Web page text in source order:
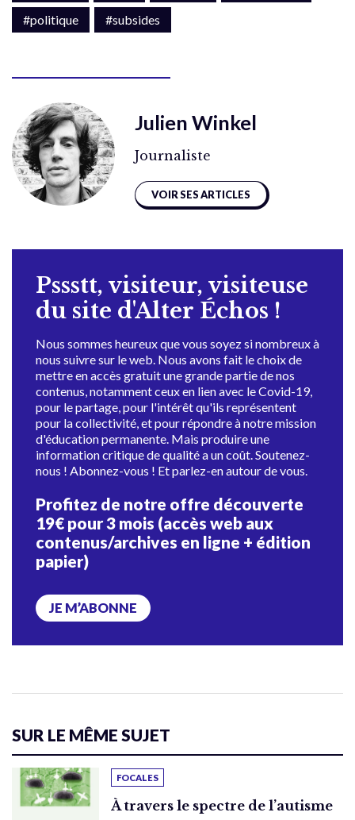
#politique
#subsides
Julien Winkel
Journaliste
VOIR SES ARTICLES
Pssstt, visiteur, visiteuse
du site d'Alter Échos !
Nous sommes heureux que vous soyez si nombreux à
nous suivre sur le web. Nous avons fait le choix de
mettre en accès gratuit une grande partie de nos
contenus, notamment ceux en lien avec le Covid-19,
pour le partage, pour l'intérêt qu'ils représentent
pour la collectivité, et pour répondre à notre mission
d'éducation permanente. Mais produire une
information critique de qualité a un coût. Soutenez-
nous ! Abonnez-vous ! Et parlez-en autour de vous.
Profitez de notre offre découverte
19€ pour 3 mois (accès web aux
contenus/archives en ligne + édition
papier)
JE M’ABONNE
SUR LE MÊME SUJET
FOCALES
À travers le spectre de l’autisme